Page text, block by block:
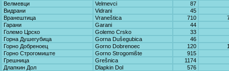
Велмевци
Velmevci
87
Видрани
Vidrani
45
Вранештица
Vraneštica 710
Гарани
Garani
44
Големо Црско
Golemo Crsko
33
Горна Душегубица
Gorna Dušegubica
46
Горно Добреноец
Gorno Dobrenoec 120
Горно Строгомиште
Gorno Strogomište
915
Грешница
Grešnica
1174
Длапкин Дол
Dlapkin Dol
576